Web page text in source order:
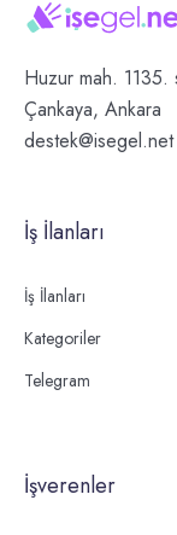
Huzur mah.
Çankaya, Ankara
destek@isegel.net
İş İlanları
İş İlanları
Kategoriler
Telegram
İşverenler